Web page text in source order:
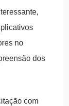
no
dos
com